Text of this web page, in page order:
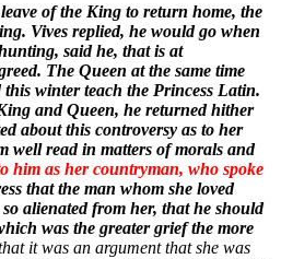
of the King to return home, the
Vives replied, he would go when
said he, that is at
The Queen at the same time
winter teach the Princess Latin.
and Queen, he returned hither
about this controversy as to her
well read in matters of morals and
him as her countryman, who spoke
that the man whom she loved
alienated from her, that he should
was the greater grief the more
it was an argument that she was